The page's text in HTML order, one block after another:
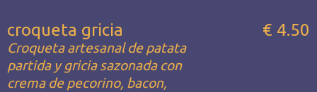
croqueta gricia
Croqueta artesanal de patata
partida y gricia sazonada con
crema de pecorino, bacon,
€ 4.50